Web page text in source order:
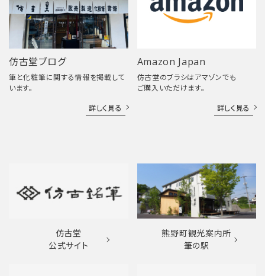
仿古堂ブログ
筆と化粧筆に関する情報を掲載して
います。
詳しく見る
Amazon Japan
仿古堂のブラシはアマゾンでも
ご購入いただけます。
詳しく見る
仿古堂
公式サイト
熊野町観光案内所
筆の駅